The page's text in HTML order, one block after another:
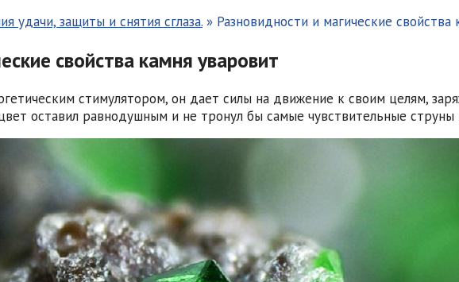
удачи, защиты и снятия сглаза. » Разновидности и магические свойства
свойства камня уваровит
стимулятором, он дает силы на движение к своим целям,
оставил равнодушным и не тронул бы самые чувствительные струны